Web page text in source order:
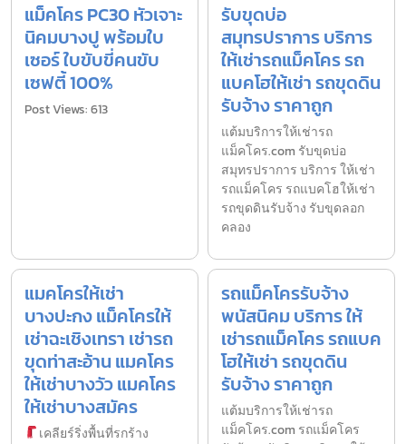
แม็คโคร PC30 หัวเจาะ
นิคมบางปู พร้อมใบ
เซอร์ ใบขับขี่คนขับ
เซฟตี้ 100%
Post Views: 613
รับขุดบ่อ
สมุทรปราการ บริการ
ให้เช่ารถแม็คโคร รถ
แบคโฮให้เช่า รถขุดดิน
รับจ้าง ราคาถูก
แต้มบริการให้เช่ารถ
แม็คโคร.com รับขุดบ่อ
สมุทรปราการ บริการ ให้เช่า
รถแม็คโคร รถแบคโฮให้เช่า
รถขุดดินรับจ้าง รับขุดลอก
คลอง
แมคโครให้เช่า
บางปะกง แม็คโครให้
เช่าฉะเชิงเทรา เช่ารถ
ขุดท่าสะอ้าน แมคโคร
ให้เช่าบางวัว แมคโคร
ให้เช่าบางสมัคร
เคลียร์ริ่งพื้นที่รกร้าง
รถแม็คโครรับจ้าง
พนัสนิคม บริการ ให้
เช่ารถแม็คโคร รถแบค
โฮให้เช่า รถขุดดิน
รับจ้าง ราคาถูก
แต้มบริการให้เช่ารถ
แม็คโคร.com รถแม็คโคร